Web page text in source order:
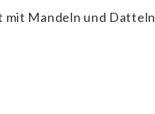
mit Mandeln und Datteln